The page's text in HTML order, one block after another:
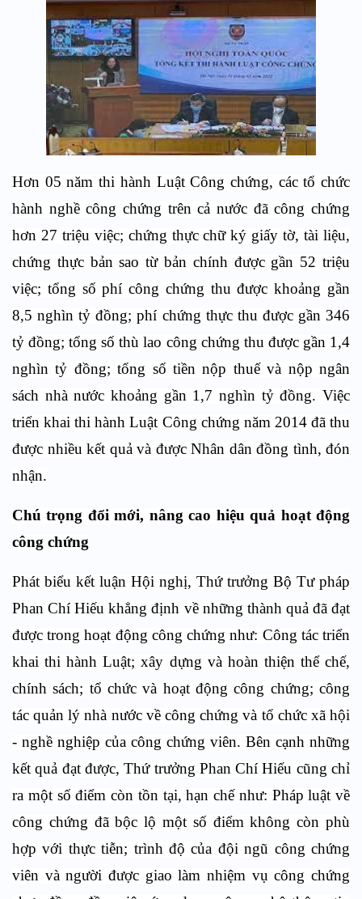
Hơn 05 năm thi hành Luật Công chứng, các tổ chức
hành nghề công chứng trên cả nước đã công chứng
hơn 27 triệu việc; chứng thực chữ ký giấy tờ, tài liệu,
chứng thực bản sao từ bản chính được gần 52 triệu
việc; tổng số phí công chứng thu được khoảng gần
8,5 nghìn tỷ đồng; phí chứng thực thu được gần 346
tỷ đồng; tổng số thù lao công chứng thu được gần 1,4
nghìn tỷ đồng; tổng số tiền nộp thuế và nộp ngân
sách nhà nước khoảng gần 1,7 nghìn tỷ đồng. Việc
triển khai thi hành Luật Công chứng năm 2014 đã thu
được nhiều kết quả và được Nhân dân đồng tình, đón
nhận.
Chú trọng đổi mới, nâng cao hiệu quả hoạt động
công chứng
Phát biểu kết luận Hội nghị, Thứ trưởng Bộ Tư pháp
Phan Chí Hiếu khẳng định về những thành quả đã đạt
được trong hoạt động công chứng như: Công tác triển
khai thi hành Luật; xây dựng và hoàn thiện thể chế,
chính sách; tổ chức và hoạt động công chứng; công
tác quản lý nhà nước về công chứng và tổ chức xã hội
- nghề nghiệp của công chứng viên. Bên cạnh những
kết quả đạt được, Thứ trưởng Phan Chí Hiếu cũng chỉ
ra một số điểm còn tồn tại, hạn chế như: Pháp luật về
công chứng đã bộc lộ một số điểm không còn phù
hợp với thực tiễn; trình độ của đội ngũ công chứng
viên và người được giao làm nhiệm vụ công chứng